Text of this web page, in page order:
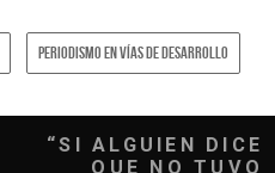
PERIODISMO EN VÍAS DE DESARROLLO
“SI ALGUIEN DICE
QUE NO TUVO